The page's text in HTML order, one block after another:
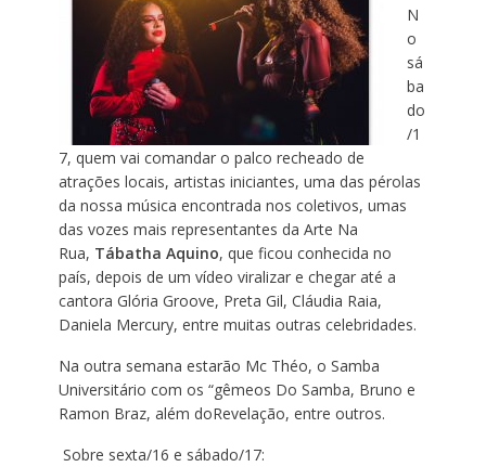
N
o
sá
ba
do
/1
7, quem vai comandar o palco recheado de
atrações locais, artistas iniciantes, uma das pérolas
da nossa música encontrada nos coletivos, umas
das vozes mais representantes da Arte Na
Rua, Tábatha Aquino, que ficou conhecida no
país, depois de um vídeo viralizar e chegar até a
cantora Glória Groove, Preta Gil, Cláudia Raia,
Daniela Mercury, entre muitas outras celebridades.
Na outra semana estarão Mc Théo, o Samba
Universitário com os “gêmeos Do Samba, Bruno e
Ramon Braz, além doRevelação, entre outros.
Sobre sexta/16 e sábado/17: